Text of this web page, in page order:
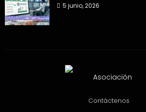
5 junio, 2026
Contáctenos